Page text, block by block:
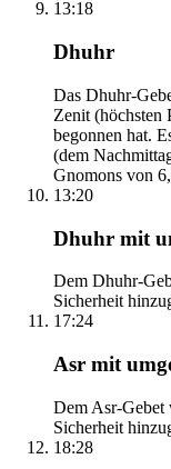
13:18
Dhuhr
Das Dhuhr-
Zenit (höchsten
begonnen hat.
(dem
Gnomons von
13:20
Dhuhr mit
Dem Dhuhr-
Sicherheit
17:24
Asr mit
Dem Asr-
Sicherheit
18:28